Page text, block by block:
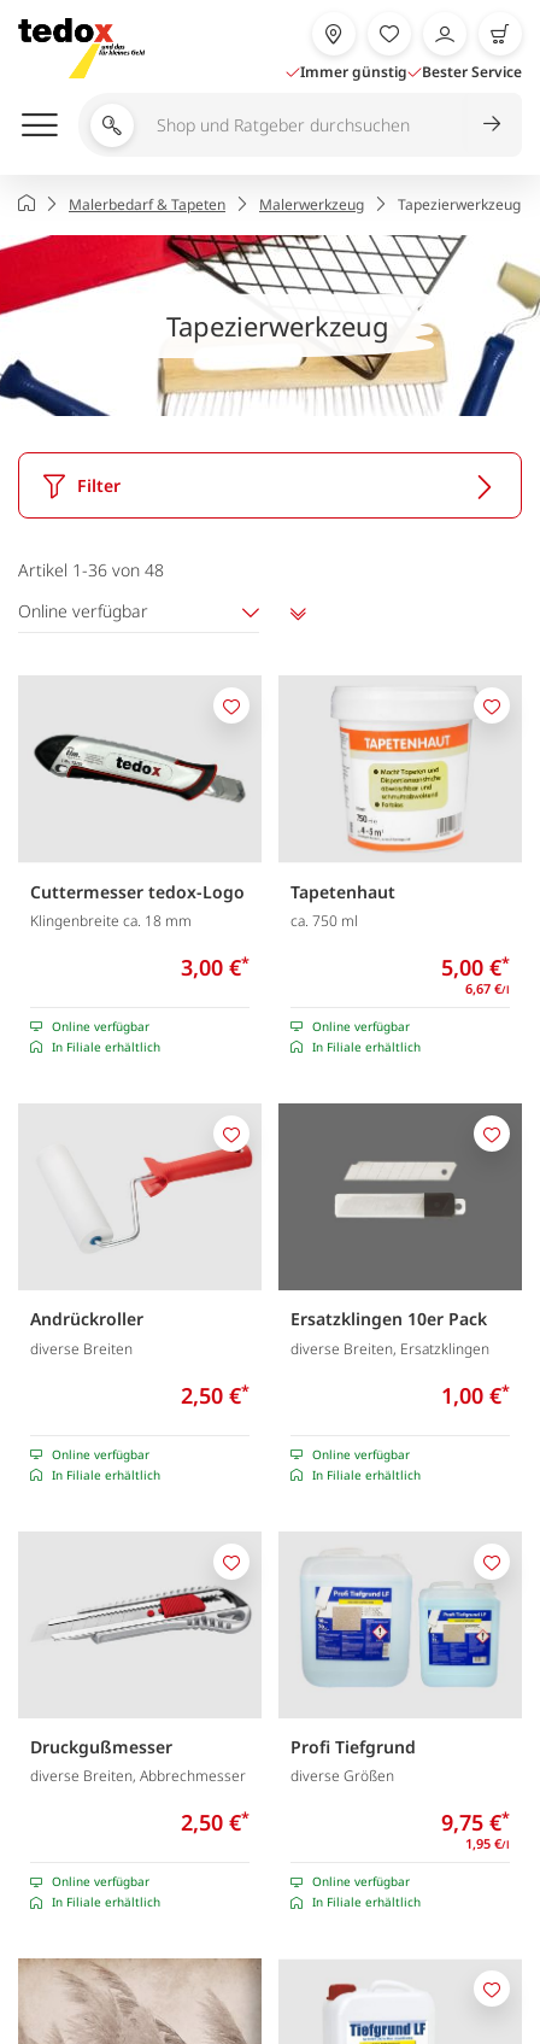
Inhalt
springen
Immer günstig Bester Service
Shop
durchsuchen
StartseiteMalerbedarf & Tapeten Malerwerkzeug Tapezierwerkzeug
Tapezierwerkzeug
Filter
Artikel 1-36 von 48
Online verfügbar
Cuttermesser tedox-Logo
Klingenbreite ca. 18 mm
3,00 €*
Online verfügbar
In Filiale erhältlich
Merken
Tapetenhaut
ca. 750 ml
5,00 €*
6,67 €/l
Online verfügbar
In Filiale erhältlich
Andrückroller
diverse Breiten
2,50 €*
Online verfügbar
In Filiale erhältlich
Merken
Ersatzklingen 10er Pack
diverse Breiten, Ersatzklingen
1,00 €*
Online verfügbar
In Filiale erhältlich
Druckgußmesser
diverse Breiten, Abbrechmesser
2,50 €*
Online verfügbar
In Filiale erhältlich
Merken
Profi Tiefgrund
diverse Größen
9,75 €*
1,95 €/l
Online verfügbar
In Filiale erhältlich